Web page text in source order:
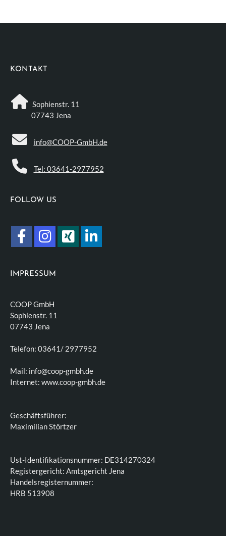
KONTAKT
Sophienstr. 11
07743 Jena
info@COOP-GmbH.de
Tel: 03641-2977952
FOLLOW US
IMPRESSUM
COOP GmbH
Sophienstr. 11
07743 Jena
Telefon: 03641/ 2977952
Mail: info@coop-gmbh.de
Internet: www.coop-gmbh.de
Geschäftsführer:
Maximilian Störtzer
Ust-Identifikationsnummer: DE314270324
Registergericht: Amtsgericht Jena
Handelsregisternummer:
HRB 513908